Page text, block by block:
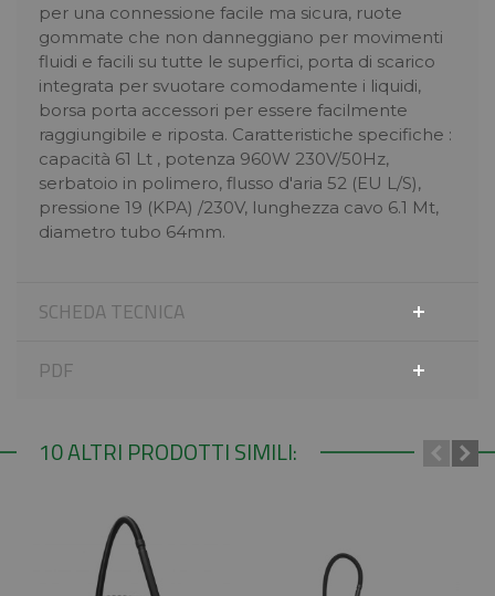
per una connessione facile ma sicura, ruote
gommate che non danneggiano per movimenti
fluidi e facili su tutte le superfici, porta di scarico
integrata per svuotare comodamente i liquidi,
borsa porta accessori per essere facilmente
raggiungibile e riposta. Caratteristiche specifiche :
capacità 61 Lt , potenza 960W 230V/50Hz,
serbatoio in polimero, flusso d'aria 52 (EU L/S),
pressione 19 (KPA) /230V, lunghezza cavo 6.1 Mt,
diametro tubo 64mm.
SCHEDA TECNICA
PDF
10 ALTRI PRODOTTI SIMILI: